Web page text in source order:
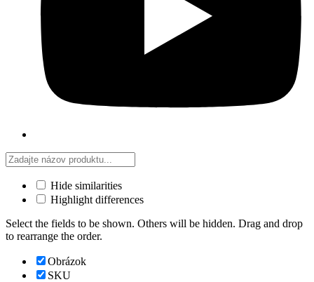
Hide similarities
Highlight differences
Select the fields to be shown. Others will be hidden. Drag and drop
to rearrange the order.
Obrázok
SKU